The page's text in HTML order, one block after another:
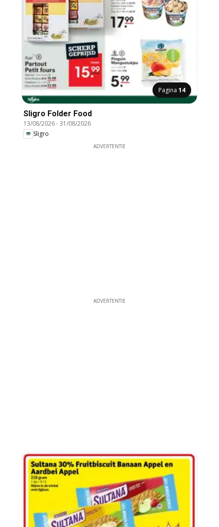
Pagina 14
Sligro Folder Food
13/08/2026-31/08/2026
Sligro
ADVERTENTIE
ADVERTENTIE